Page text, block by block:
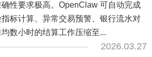
性要求极高。OpenClaw 可自动完成
标计算、异常交易预警、银行流水对
数小时的结算工作压缩至...
2026.03.27